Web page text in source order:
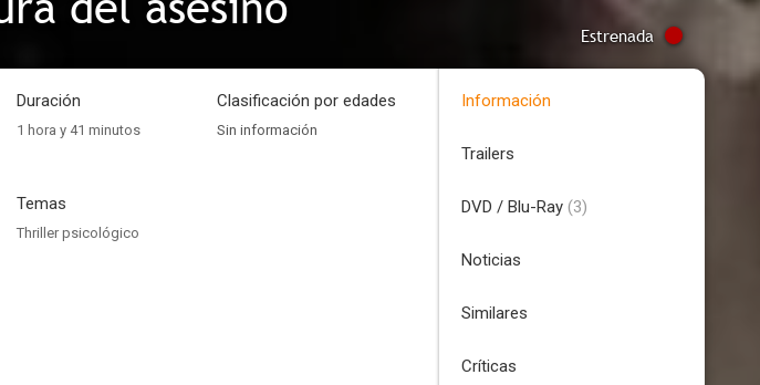
Estrenada
Duración
1 hora y 41 minutos
Clasificación por edades
Sin información
Temas
Thriller psicológico
Información
Trailers
DVD / Blu-Ray (3)
Noticias
Similares
Críticas